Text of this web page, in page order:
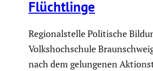
Flücht­linge
Regio­nal­stelle Politi­sche
Volks­hoch­schule
nach dem gelun­genen